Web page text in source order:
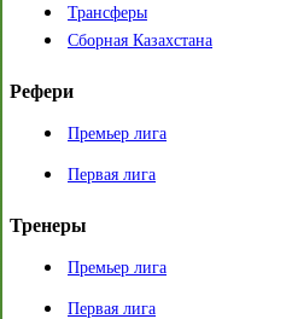
Трансферы
Сборная Казахстана
Рефери
Премьер лига
Первая лига
Тренеры
Премьер лига
Первая лига